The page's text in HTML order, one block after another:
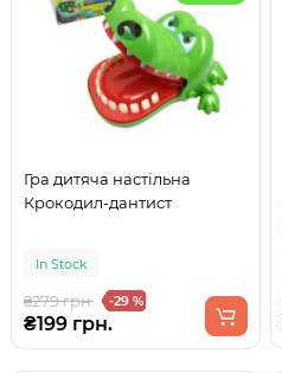
Гра дитяча настільна
Крокодил-дантист
In Stock
₴279 грн. -29 %
₴199 грн.